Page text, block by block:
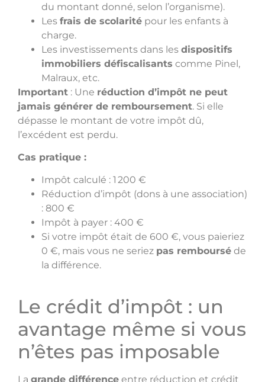
du montant donné, selon l’organisme).
Les frais de scolarité pour les enfants à
charge.
Les investissements dans les dispositifs
immobiliers défiscalisants comme Pinel,
Malraux, etc.
Important : Une réduction d’impôt ne peut
jamais générer de remboursement. Si elle
dépasse le montant de votre impôt dû,
l’excédent est perdu.
Cas pratique :
Impôt calculé : 1 200 €
Réduction d’impôt (dons à une association)
: 800 €
Impôt à payer : 400 €
Si votre impôt était de 600 €, vous paieriez
0 €, mais vous ne seriez pas remboursé de
la différence.
Le crédit d’impôt : un
avantage même si vous
n’êtes pas imposable
La grande différence entre réduction et crédit